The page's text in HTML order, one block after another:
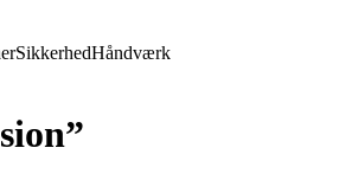
SikkerhedHåndværk